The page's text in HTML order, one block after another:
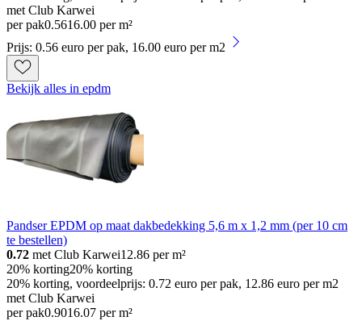
met Club Karwei
per pak0.5616.00 per m²
Prijs: 0.56 euro per pak, 16.00 euro per m2
Bekijk alles in epdm
Pandser EPDM op maat dakbedekking 5,6 m x 1,2 mm (per 10 cm
te bestellen)
0.72 met Club Karwei12.86 per m²
20% korting20% korting
20% korting, voordeelprijs: 0.72 euro per pak, 12.86 euro per m2
met Club Karwei
per pak0.9016.07 per m²